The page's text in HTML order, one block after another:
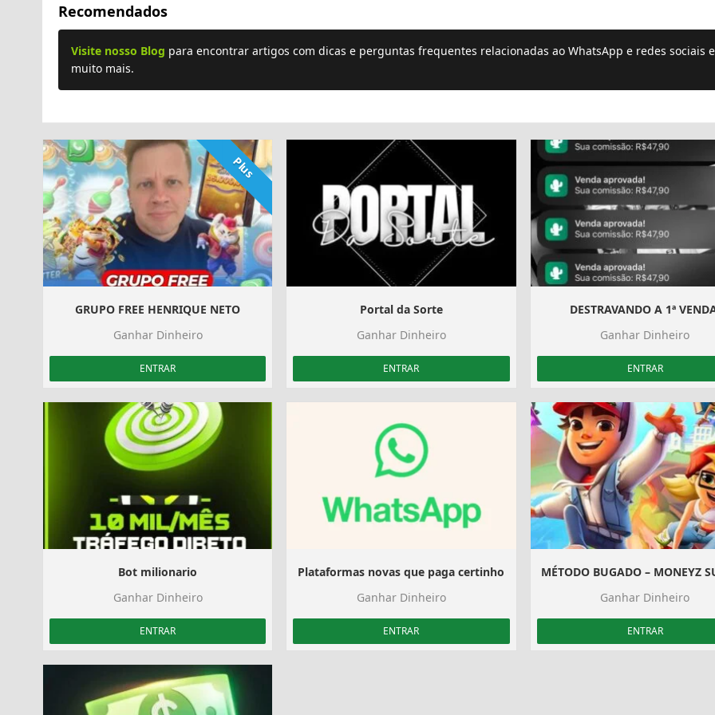
Recomendados
Visite nosso Blog para encontrar artigos com dicas e perguntas frequentes relacionadas ao WhatsApp e redes sociais e
muito mais.
Plus
GRUPO FREE HENRIQUE NETO
Ganhar Dinheiro
ENTRAR
Portal da Sorte
Ganhar Dinheiro
ENTRAR
DESTRAVANDO A 1ª
Ganhar Dinheiro
ENTRAR
Bot milionario
Ganhar Dinheiro
ENTRAR
Plataformas novas que paga certinho
Ganhar Dinheiro
ENTRAR
Ganhar Dinheiro
ENTRAR